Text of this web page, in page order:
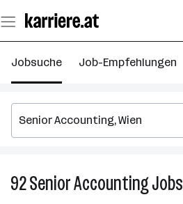
Seiteninhalt
springen
Jobsuche Job-Empfehlungen
92Senior AccountingJobs